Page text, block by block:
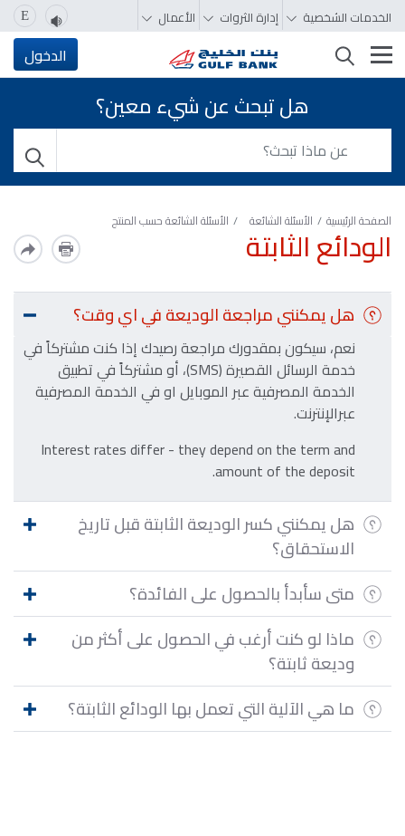
الخدمات الشخصية إدارة الثروات الأعمال E
تغيير التصفّح الدخول
هل تبحث عن شيء معين؟
الصفحة الرئيسية الأسئلة الشائعة الأسئلة الشائعة حسب المنتج
الودائع الثابتة
هل يمكنني مراجعة الوديعة في اي وقت؟
نعم، سيكون بمقدورك مراجعة رصيدك إذا كنت مشتركاً في
خدمة الرسائل القصيرة (SMS)، أو مشتركاً في تطبيق
الخدمة المصرفية عبر الموبايل او في الخدمة المصرفية
عبرالإنترنت.
Interest rates differ - they depend on the term and
amount of the deposit.
هل يمكنني كسر الوديعة الثابتة قبل تاريخ
الاستحقاق؟
متى سأبدأ بالحصول على الفائدة؟
ماذا لو كنت أرغب في الحصول على أكثر من
وديعة ثابتة؟
ما هي الآلية التي تعمل بها الودائع الثابتة؟